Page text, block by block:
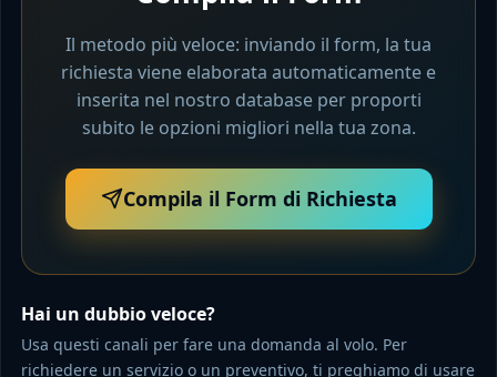
Il metodo più veloce: inviando il form, la tua
richiesta viene elaborata automaticamente e
inserita nel nostro database per proporti
subito le opzioni migliori nella tua zona.
Compila il Form di Richiesta
Hai un dubbio veloce?
Usa questi canali per fare una domanda al volo. Per
richiedere un servizio o un preventivo, ti preghiamo di usare